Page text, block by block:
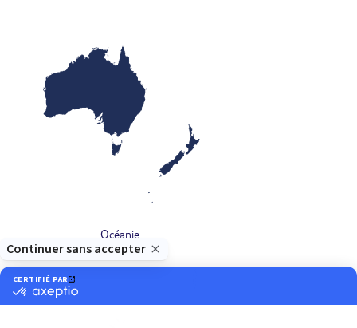
Océanie